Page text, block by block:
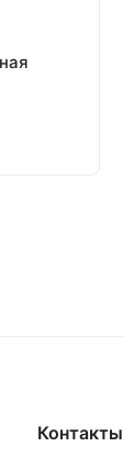
Контакты